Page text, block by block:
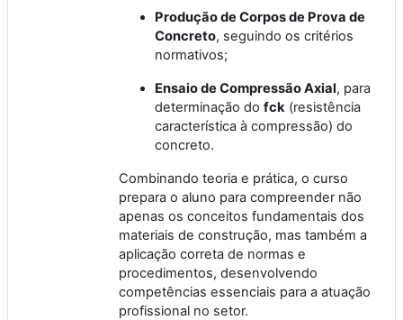
Produção de Corpos de Prova de
Concreto, seguindo os critérios
normativos;
Ensaio de Compressão Axial, para
determinação do fck(resistência
característica à compressão) do
concreto.
Combinando teoria e prática, o curso
prepara o aluno para compreender não
apenas os conceitos fundamentais dos
materiais de construção, mas também a
aplicação correta de normas e
procedimentos, desenvolvendo
competências essenciais para a atuação
profissional no setor.